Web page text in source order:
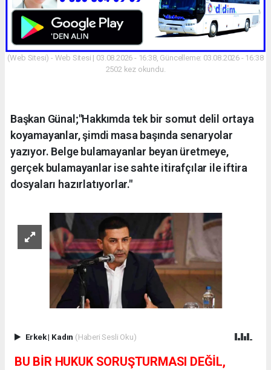
(Web Sitesi) - Web Sitesi | 03.08.2026 - 16:38, Güncelleme: 03.08.2026 - 16:38
2502 kez okundu.
Başkan Günal;"Hakkımda tek bir somut delil ortaya
koyamayanlar, şimdi masa başında senaryolar
yazıyor. Belge bulamayanlar beyan üretmeye,
gerçek bulamayanlar ise sahte itirafçılar ile iftira
dosyaları hazırlatıyorlar."
Erkek| Kadın (Haberi Sesli Oku)
BU BİR HUKUK SORUŞTURMASI DEĞİL,